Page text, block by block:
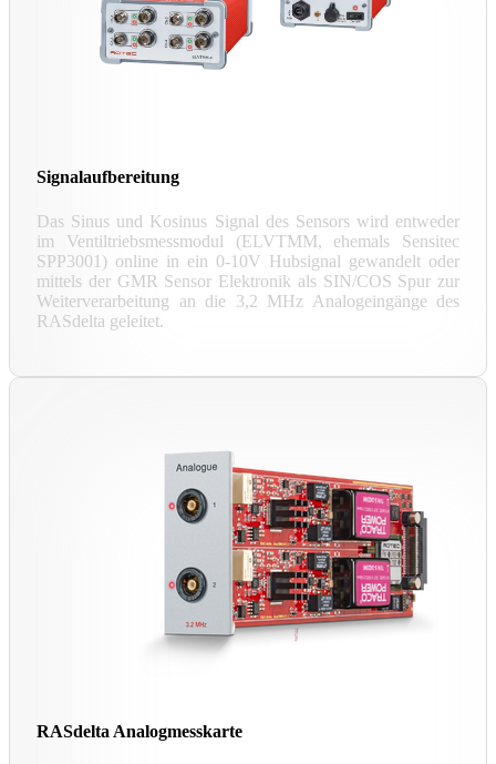
Signalaufbereitung
Das Sinus und Kosinus Signal des Sensors wird entweder
im Ventiltriebsmessmodul (ELVTMM, ehemals Sensitec
SPP3001) online in ein 0-10V Hubsignal gewandelt oder
mittels der GMR Sensor Elektronik als SIN/COS Spur zur
Weiterverarbeitung an die 3,2 MHz Analogeingänge des
RASdelta geleitet.
RASdelta Analogmesskarte